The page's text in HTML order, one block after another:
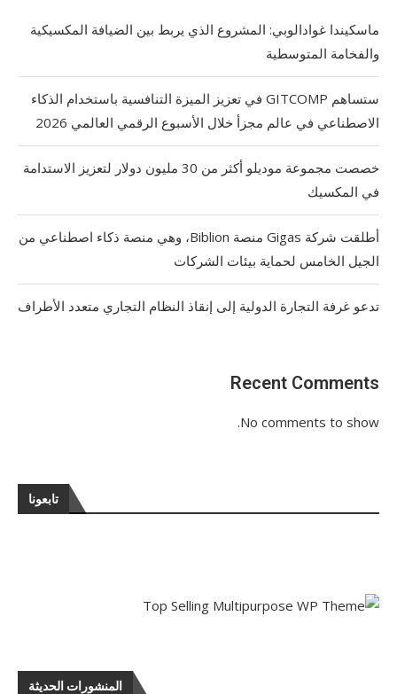
ماسكيندا غوادالوبي: المشروع الذي يربط بين الضيافة المكسيكية
والفخامة المتوسطية
ستساهم GITCOMP في تعزيز الميزة التنافسية باستخدام الذكاء
الاصطناعي في عالم مجزأ خلال الأسبوع الرقمي العالمي 2026
خصصت مجموعة موديلو أكثر من 30 مليون دولار لتعزيز الاستدامة
في المكسيك
أطلقت شركة Gigas منصة Biblion، وهي منصة ذكاء اصطناعي من
الجيل الخامس لحماية بيئات الشركات
تدعو غرفة التجارة الدولية إلى إنقاذ النظام التجاري متعدد الأطراف
Recent Comments
No comments to show.
تابعونا
المنشورات الحديثة